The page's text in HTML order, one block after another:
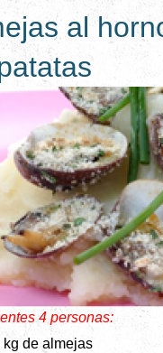
al
4 personas:
kg de almejas